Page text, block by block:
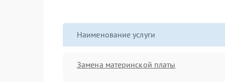
Наименование услуги
Замена материнской платы